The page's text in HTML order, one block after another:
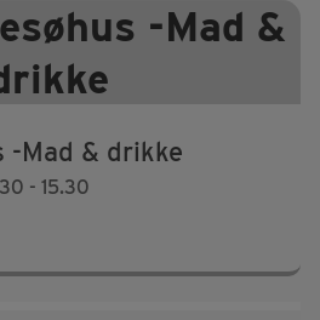
-Mad &
-Mad & drikke
- 15.30